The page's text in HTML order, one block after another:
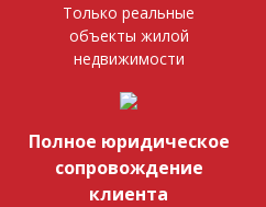
Только реальные
объекты жилой
недвижимости
Полное юридическое
сопровождение
клиента